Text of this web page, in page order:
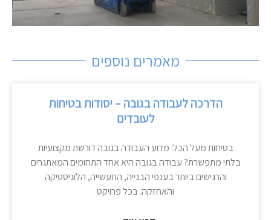
מאמרים נוספים
הדרכה לעבודה בגובה – יסודות בטיחות
לעובדים
בטיחות מעל הכל: מדוע העבודה בגובה דורשת מקצועיות
בלתי מתפשרת? עבודה בגובה היא אחד התחומים המאתגרים
והרגישים ביותר בענפי הבנייה, התעשייה, הלוגיסטיקה
והאחזקה. בכל פרויקט